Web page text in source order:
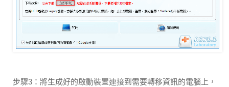
步驟3：將生成好的啟動裝置連接到需要轉移資訊的電腦上，